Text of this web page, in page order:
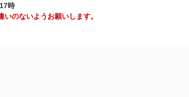
時
いのないようお願いします。